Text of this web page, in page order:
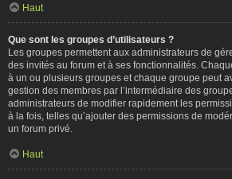
Haut
Que sont les groupes d’utilisateurs ?
Les groupes permettent aux administrateurs de
des invités au forum et à ses fonctionnalités.
à un ou plusieurs groupes et chaque groupe peut
gestion des membres par l’intermédiaire des
administrateurs de modifier rapidement les
à la fois, telles qu’ajouter des permissions de
un forum privé.
Haut